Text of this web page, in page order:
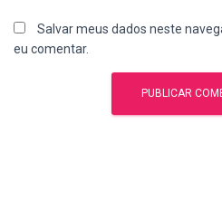
Salvar meus dados neste
eu comentar.